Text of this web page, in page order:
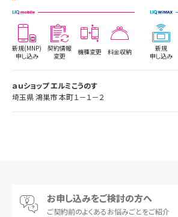
新規(MNP)
申し込み
契約情報
変更
機種変更 料金収納
新規
申し込み
ａｕショップ エルミこうのす
埼玉県 鴻巣市 本町１－１－２
お申し込みをご検討の方へ
ご契約前のよくあるお悩みごとをご紹介